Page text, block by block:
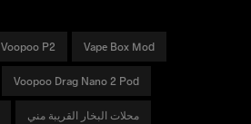
Voopoo P2 Vape Box Mod
Voopoo Drag Nano 2 Pod
محلات البخار القريبة مني